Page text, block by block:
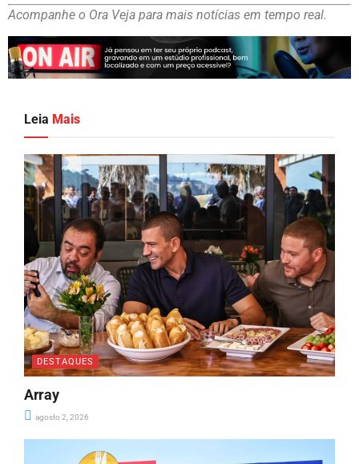
Acompanhe o Ora Veja para mais notícias em tempo real.
Leia Mais
DESTAQUES
Array
agosto 2, 2026